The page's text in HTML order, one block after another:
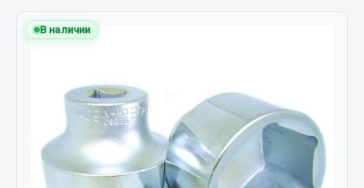
ЦЕПИ РОССИЯ
Изготовление цепей на колеса BOHU
Весь раздел
В наличии